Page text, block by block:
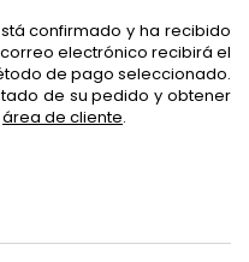
confirmado y ha recibido
electrónico recibirá el
de pago seleccionado.
de su pedido y obtener
área de cliente.